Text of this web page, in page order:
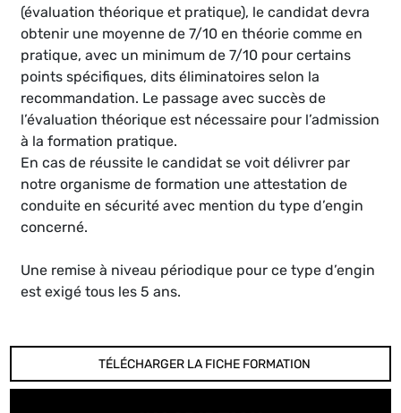
(évaluation théorique et pratique), le candidat devra
obtenir une moyenne de 7/10 en théorie comme en
pratique, avec un minimum de 7/10 pour certains
points spécifiques, dits éliminatoires selon la
recommandation. Le passage avec succès de
l’évaluation théorique est nécessaire pour l’admission
à la formation pratique.
En cas de réussite le candidat se voit délivrer par
notre organisme de formation une attestation de
conduite en sécurité avec mention du type d’engin
concerné.
Une remise à niveau périodique pour ce type d’engin
est exigé tous les 5 ans.
TÉLÉCHARGER LA FICHE FORMATION